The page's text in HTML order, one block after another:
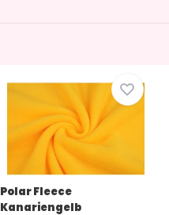
Polar Fleece
Kanariengelb